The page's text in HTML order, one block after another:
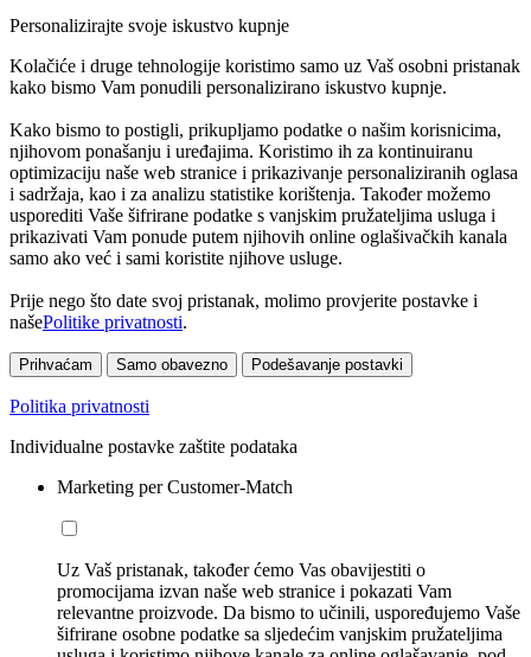
Personalizirajte svoje iskustvo kupnje
Kolačiće i druge tehnologije koristimo samo uz Vaš osobni pristanak
kako bismo Vam ponudili personalizirano iskustvo kupnje.
Kako bismo to postigli, prikupljamo podatke o našim korisnicima,
njihovom ponašanju i uređajima. Koristimo ih za kontinuiranu
optimizaciju naše web stranice i prikazivanje personaliziranih oglasa
i sadržaja, kao i za analizu statistike korištenja. Također možemo
usporediti Vaše šifrirane podatke s vanjskim pružateljima usluga i
prikazivati Vam ponude putem njihovih online oglašivačkih kanala
samo ako već i sami koristite njihove usluge.
Prije nego što date svoj pristanak, molimo provjerite postavke i
našePolitike privatnosti.
Prihvaćam Samo obavezno Podešavanje postavki
Politika privatnosti
Individualne postavke zaštite podataka
Marketing per Customer-Match
Uz Vaš pristanak, također ćemo Vas obavijestiti o
promocijama izvan naše web stranice i pokazati Vam
relevantne proizvode. Da bismo to učinili, uspoređujemo Vaše
šifrirane osobne podatke sa sljedećim vanjskim pružateljima